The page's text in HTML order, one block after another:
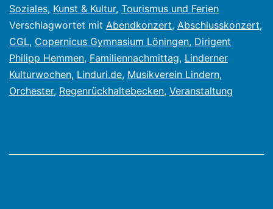
am
Regenrückhaltebecken
Soziales, Kunst & Kultur, Tourismus und Ferien
Verschlagwortet mit Abendkonzert, Abschlusskonzert,
CGL, Copernicus Gymnasium Löningen, Dirigent
Philipp Hemmen, Familiennachmittag, Linderner
Kulturwochen, Linduri.de, Musikverein Lindern,
Orchester, Regenrückhaltebecken, Veranstaltung